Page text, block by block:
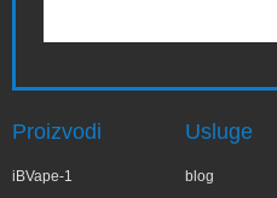
Proizvodi
iBVape-1
Usluge
blog